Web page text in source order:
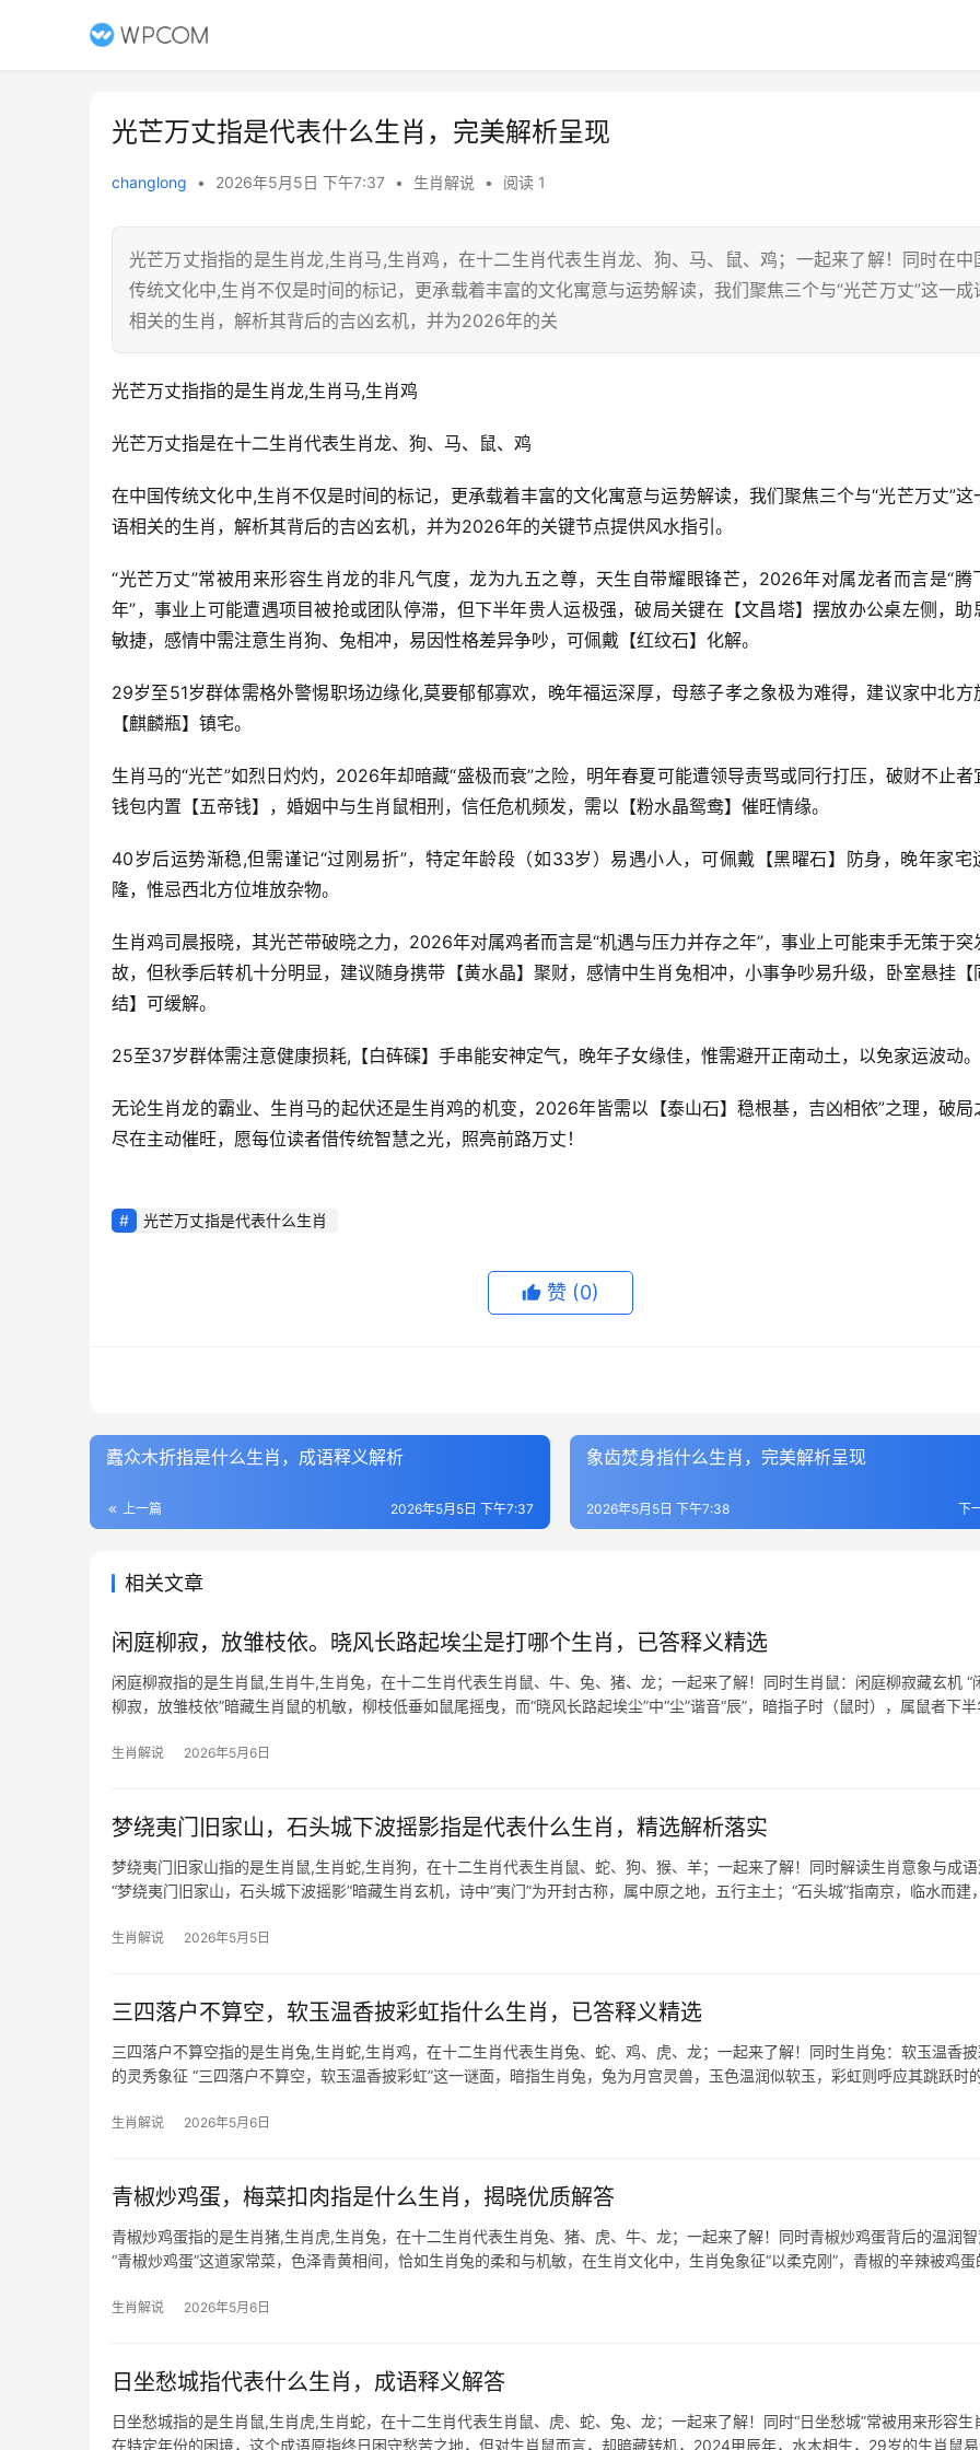
光芒万丈指是代表什么生肖，完美解析呈现
changlong • 2026年5月5日 下午7:37 • 生肖解说 • 阅读 1
光芒万丈指指的是生肖龙,生肖马,生肖鸡，在十二生肖代表生肖龙、狗、马、鼠、鸡；一起来了解！同时在中
传统文化中,生肖不仅是时间的标记，更承载着丰富的文化寓意与运势解读，我们聚焦三个与“光芒万丈”这一成
相关的生肖，解析其背后的吉凶玄机，并为2026年的关
光芒万丈指指的是生肖龙,生肖马,生肖鸡
光芒万丈指是在十二生肖代表生肖龙、狗、马、鼠、鸡
在中国传统文化中,生肖不仅是时间的标记，更承载着丰富的文化寓意与运势解读，我们聚焦三个与“光芒万丈”这
语相关的生肖，解析其背后的吉凶玄机，并为2026年的关键节点提供风水指引。
“光芒万丈”常被用来形容生肖龙的非凡气度，龙为九五之尊，天生自带耀眼锋芒，2026年对属龙者而言是“腾
年”，事业上可能遭遇项目被抢或团队停滞，但下半年贵人运极强，破局关键在【文昌塔】摆放办公桌左侧，助
敏捷，感情中需注意生肖狗、兔相冲，易因性格差异争吵，可佩戴【红纹石】化解。
29岁至51岁群体需格外警惕职场边缘化,莫要郁郁寡欢，晚年福运深厚，母慈子孝之象极为难得，建议家中北方
【麒麟瓶】镇宅。
生肖马的“光芒”如烈日灼灼，2026年却暗藏“盛极而衰”之险，明年春夏可能遭领导责骂或同行打压，破财不止者
钱包内置【五帝钱】，婚姻中与生肖鼠相刑，信任危机频发，需以【粉水晶鸳鸯】催旺情缘。
40岁后运势渐稳,但需谨记“过刚易折”，特定年龄段（如33岁）易遇小人，可佩戴【黑曜石】防身，晚年家宅
隆，惟忌西北方位堆放杂物。
生肖鸡司晨报晓，其光芒带破晓之力，2026年对属鸡者而言是“机遇与压力并存之年”，事业上可能束手无策于突
故，但秋季后转机十分明显，建议随身携带【黄水晶】聚财，感情中生肖兔相冲，小事争吵易升级，卧室悬挂【
结】可缓解。
25至37岁群体需注意健康损耗,【白砗磲】手串能安神定气，晚年子女缘佳，惟需避开正南动土，以免家运波动。
无论生肖龙的霸业、生肖马的起伏还是生肖鸡的机变，2026年皆需以【泰山石】稳根基，吉凶相依”之理，破局
尽在主动催旺，愿每位读者借传统智慧之光，照亮前路万丈！
光芒万丈指是代表什么生肖
赞 (0)
蠹众木折指是什么生肖，成语释义解析
上一篇 2026年5月5日 下午7:37
象齿焚身指什么生肖，完美解析呈现
下
2026年5月5日 下午7:38
相关文章
闲庭柳寂，放雏枝依。晓风长路起埃尘是打哪个生肖，已答释义精选
闲庭柳寂指的是生肖鼠,生肖牛,生肖兔，在十二生肖代表生肖鼠、牛、兔、猪、龙；一起来了解！同时生肖鼠：闲庭柳寂藏玄机 “
柳寂，放雏枝依”暗藏生肖鼠的机敏，柳枝低垂如鼠尾摇曳，而“晓风长路起埃尘”中“尘”谐音“辰”，暗指子时（鼠时），属鼠者下
生肖解说 2026年5月6日
梦绕夷门旧家山，石头城下波摇影指是代表什么生肖，精选解析落实
梦绕夷门旧家山指的是生肖鼠,生肖蛇,生肖狗，在十二生肖代表生肖鼠、蛇、狗、猴、羊；一起来了解！同时解读生肖意象与成
“梦绕夷门旧家山，石头城下波摇影”暗藏生肖玄机，诗中“夷门”为开封古称，属中原之地，五行主土；“石头城”指南京，临水而建
生肖解说 2026年5月5日
三四落户不算空，软玉温香披彩虹指什么生肖，已答释义精选
三四落户不算空指的是生肖兔,生肖蛇,生肖鸡，在十二生肖代表生肖兔、蛇、鸡、虎、龙；一起来了解！同时生肖兔：软玉温香
的灵秀象征 “三四落户不算空，软玉温香披彩虹”这一谜面，暗指生肖兔，兔为月宫灵兽，玉色温润似软玉，彩虹则呼应其跳跃时
生肖解说 2026年5月6日
青椒炒鸡蛋，梅菜扣肉指是什么生肖，揭晓优质解答
青椒炒鸡蛋指的是生肖猪,生肖虎,生肖兔，在十二生肖代表生肖兔、猪、虎、牛、龙；一起来了解！同时青椒炒鸡蛋背后的温润
“青椒炒鸡蛋”这道家常菜，色泽青黄相间，恰如生肖兔的柔和与机敏，在生肖文化中，生肖兔象征“以柔克刚”，青椒的辛辣被鸡蛋
生肖解说 2026年5月6日
日坐愁城指代表什么生肖，成语释义解答
日坐愁城指的是生肖鼠,生肖虎,生肖蛇，在十二生肖代表生肖鼠、虎、蛇、兔、龙；一起来了解！同时“日坐愁城”常被用来形容生
在特定年份的困境，这个成语原指终日困守愁苦之地，但对生肖鼠而言，却暗藏转机，2024甲辰年，水木相生，29岁的生肖鼠